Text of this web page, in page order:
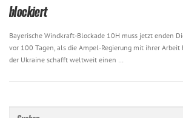
blockiert
Bayerische Windkraft-Blockade 10H muss jetzt enden
vor 100 Tagen, als die Ampel-Regierung mit ihrer Arbeit
der Ukraine schafft weltweit einen …